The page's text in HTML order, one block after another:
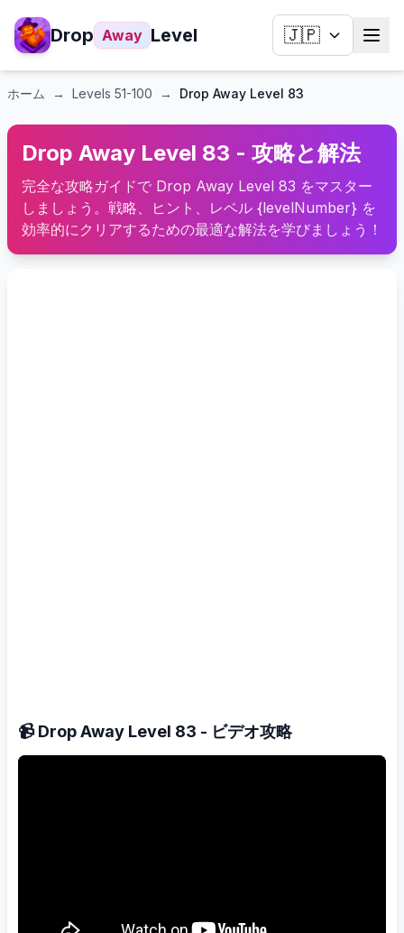
Drop Away Level 🇯🇵
ホーム → Levels 51-100 → Drop Away Level 83
Drop Away Level 83 - 攻略と解法
完全な攻略ガイドで Drop Away Level 83 をマスター
しましょう。戦略、ヒント、レベル {levelNumber} を
効率的にクリアするための最適な解法を学びましょう！
📹 Drop Away Level 83 - ビデオ攻略